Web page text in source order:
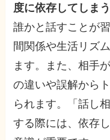
度に依存してしま
誰かと話すことが
間関係や生活リズ
ます。また、相手
の違いや誤解から
られます。「話し
する際には、依存